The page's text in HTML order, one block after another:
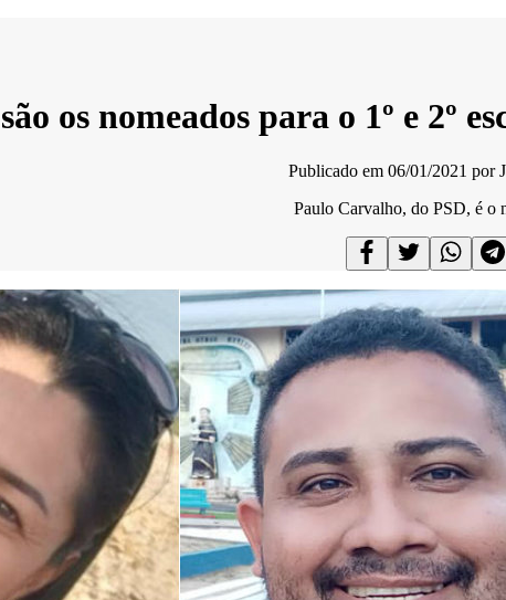
os nomeados para o 1º e 2º
Publicado em 06/01/2021 por
Paulo Carvalho, do PSD, é o